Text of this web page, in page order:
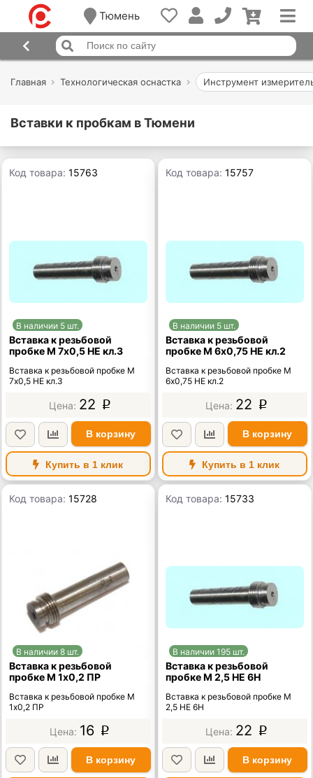
Тюмень
Главная Технологическая оснастка Инструмент
Вставки к пробкам в Тюмени
Код товара:15763
В наличии 5 шт.
Вставка к резьбовой
пробке М 7х0,5 НЕ кл.3
Вставка к резьбовой пробке М
7х0,5 НЕ кл.3
22 p
В корзину
Купить в 1 клик
Код товара:15757
В наличии 5 шт.
Вставка к резьбовой
пробке М 6х0,75 НЕ кл.2
Вставка к резьбовой пробке М
6х0,75 НЕ кл.2
22 p
В корзину
Купить в 1 клик
Код товара:15728
В наличии 8 шт.
Вставка к резьбовой
пробке М 1х0,2 ПР
Вставка к резьбовой пробке М
1х0,2 ПР
16 p
В корзину
Код товара:15733
В наличии 195 шт.
Вставка к резьбовой
пробке М 2,5 НЕ 6Н
Вставка к резьбовой пробке М
2,5 НЕ 6Н
22 p
В корзину